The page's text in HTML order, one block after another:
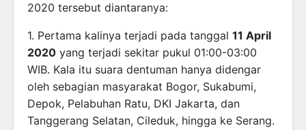
2020 tersebut diantaranya:
1. Pertama kalinya terjadi pada tanggal 11 April
2020 yang terjadi sekitar pukul 01:00-03:00
WIB. Kala itu suara dentuman hanya didengar
oleh sebagian masyarakat Bogor, Sukabumi,
Depok, Pelabuhan Ratu, DKI Jakarta, dan
Tanggerang Selatan, Cileduk, hingga ke Serang.